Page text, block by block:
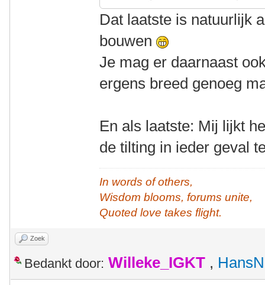
Dat laatste is natuurlijk
bouwen
Je mag er daarnaast
ergens breed genoeg
En als laatste: Mij lijkt
de tilting in ieder geval
In words of others,
Wisdom blooms, forums unite,
Quoted love takes flight.
Zoek
Bedankt door: Willeke_IGKT ,